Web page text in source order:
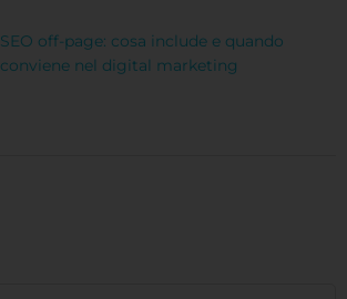
SEO off-page: cosa include e quando
conviene nel digital marketing